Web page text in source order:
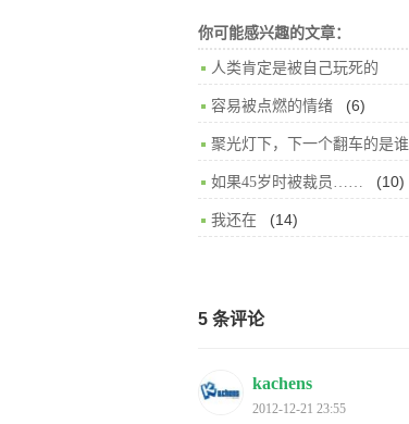
你可能感兴趣的文章：
人类肯定是被自己玩死的
容易被点燃的情绪 (6)
聚光灯下，下一个翻车的是谁
如果45岁时被裁员…… (10)
我还在 (14)
5 条评论
kachens
2012-12-21 23:55